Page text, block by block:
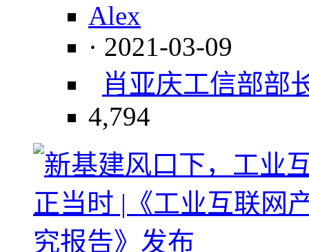
Alex
· 2021-03-09
肖亚庆工信部部
4,794